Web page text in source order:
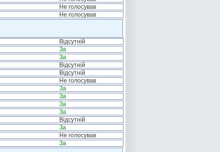
Не голосував
Не голосував
Відсутній
За
За
Відсутній
Відсутній
Не голосував
За
За
За
За
Відсутній
За
Не голосував
За